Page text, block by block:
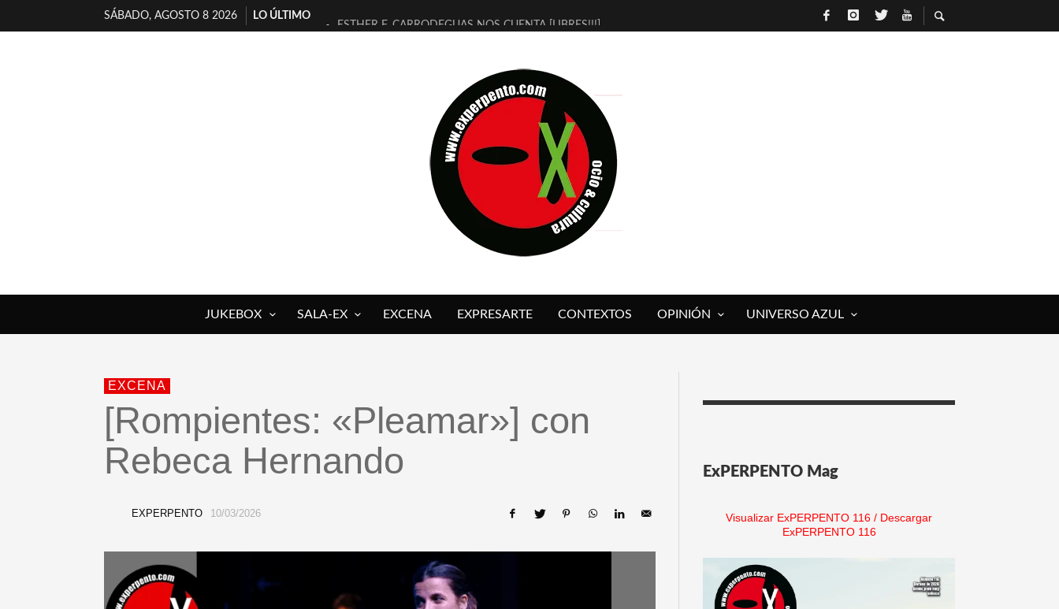
SÁBADO, AGOSTO 8 2026
LO ÚLTIMO
ESTHER F. CARRODEGUAS NOS CUENTA [LIBRES!!!]
[ELECTRA JONDA] DE JUAN GUERRERO ZAMORA
TIMBRE 4, LA ESCUELA DEL DIRECTOR TEATRAL CLAUDIO TOLCACHIR
30 AÑOS (NO ES NADA) DE LA KATARSIS DEL TOMATAZO
MILITARES JUDÍAS EN #EXVITA
D’BALDOMEROS REINVENTAN [BITÁCORA 3.0] EN EXVITA
MARSHALL FLASH PRESENTA EN EXVITA [RELATIVA SENCILLEZ]
JOFRE BARDAGÍ EN EXVITA INTERPRETANDO A SERRAT
JUKEBOX SALA-EX EXCENA EXPRESARTE CONTEXTOS OPINIÓN UNIVERSO AZUL
EXCENA
[Rompientes: «Pleamar»] con
Rebeca Hernando
EXPERPENTO 10/03/2026
ExPERPENTO Mag
Visualizar ExPERPENTO 116 / Descargar
ExPERPENTO 116